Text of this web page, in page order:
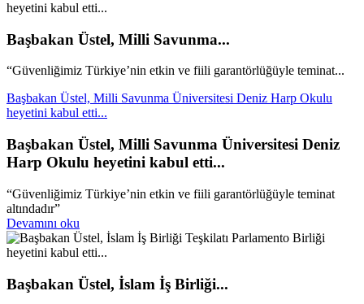
Başbakan Üstel, Milli Savunma...
“Güvenliğimiz Türkiye’nin etkin ve fiili garantörlüğüyle teminat...
Başbakan Üstel, Milli Savunma Üniversitesi Deniz Harp Okulu
heyetini kabul etti...
Başbakan Üstel, Milli Savunma Üniversitesi Deniz
Harp Okulu heyetini kabul etti...
“Güvenliğimiz Türkiye’nin etkin ve fiili garantörlüğüyle teminat
altındadır”
Devamını oku
Başbakan Üstel, İslam İş Birliği...